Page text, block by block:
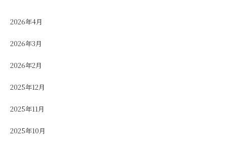
2026年4月
2026年3月
2026年2月
2025年12月
2025年11月
2025年10月